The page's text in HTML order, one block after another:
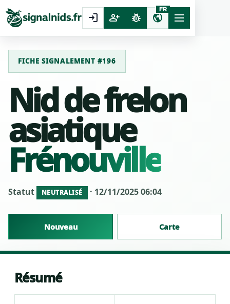
login person_add pest_control public
FR
FICHE SIGNALEMENT #196
Nid de frelon
asiatique
Frénouville
Statut NEUTRALISÉ · 12/11/2025 06:04
Nouveau Carte
Résumé